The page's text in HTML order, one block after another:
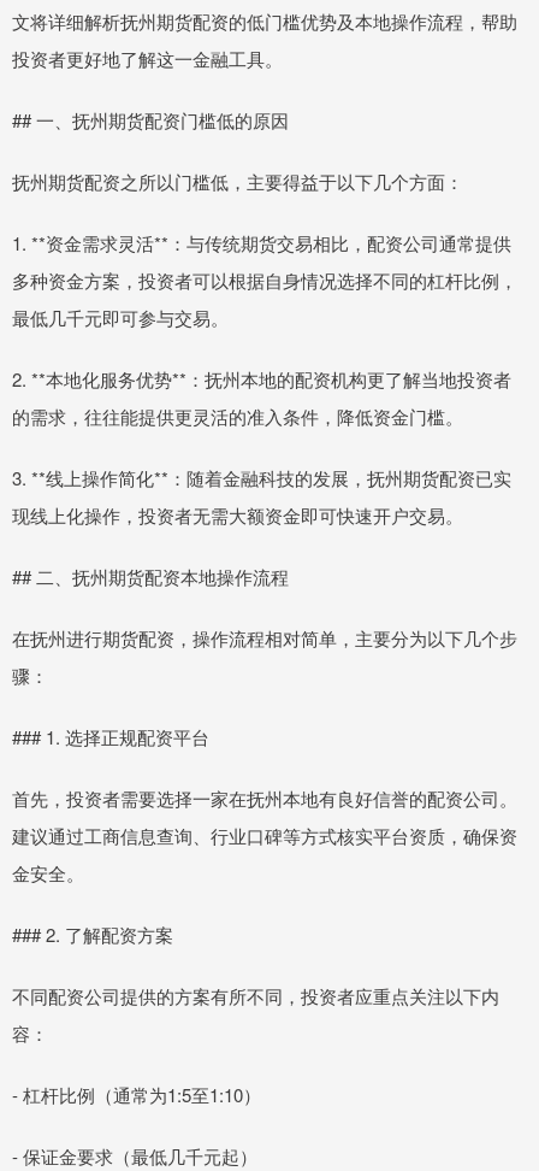
文将详细解析抚州期货配资的低门槛优势及本地操作流程，帮助
投资者更好地了解这一金融工具。
## 一、抚州期货配资门槛低的原因
抚州期货配资之所以门槛低，主要得益于以下几个方面：
1. **资金需求灵活**：与传统期货交易相比，配资公司通常提供
多种资金方案，投资者可以根据自身情况选择不同的杠杆比例，
最低几千元即可参与交易。
2. **本地化服务优势**：抚州本地的配资机构更了解当地投资者
的需求，往往能提供更灵活的准入条件，降低资金门槛。
3. **线上操作简化**：随着金融科技的发展，抚州期货配资已实
现线上化操作，投资者无需大额资金即可快速开户交易。
## 二、抚州期货配资本地操作流程
在抚州进行期货配资，操作流程相对简单，主要分为以下几个步
骤：
### 1. 选择正规配资平台
首先，投资者需要选择一家在抚州本地有良好信誉的配资公司。
建议通过工商信息查询、行业口碑等方式核实平台资质，确保资
金安全。
### 2. 了解配资方案
不同配资公司提供的方案有所不同，投资者应重点关注以下内
容：
- 杠杆比例（通常为1:5至1:10）
- 保证金要求（最低几千元起）